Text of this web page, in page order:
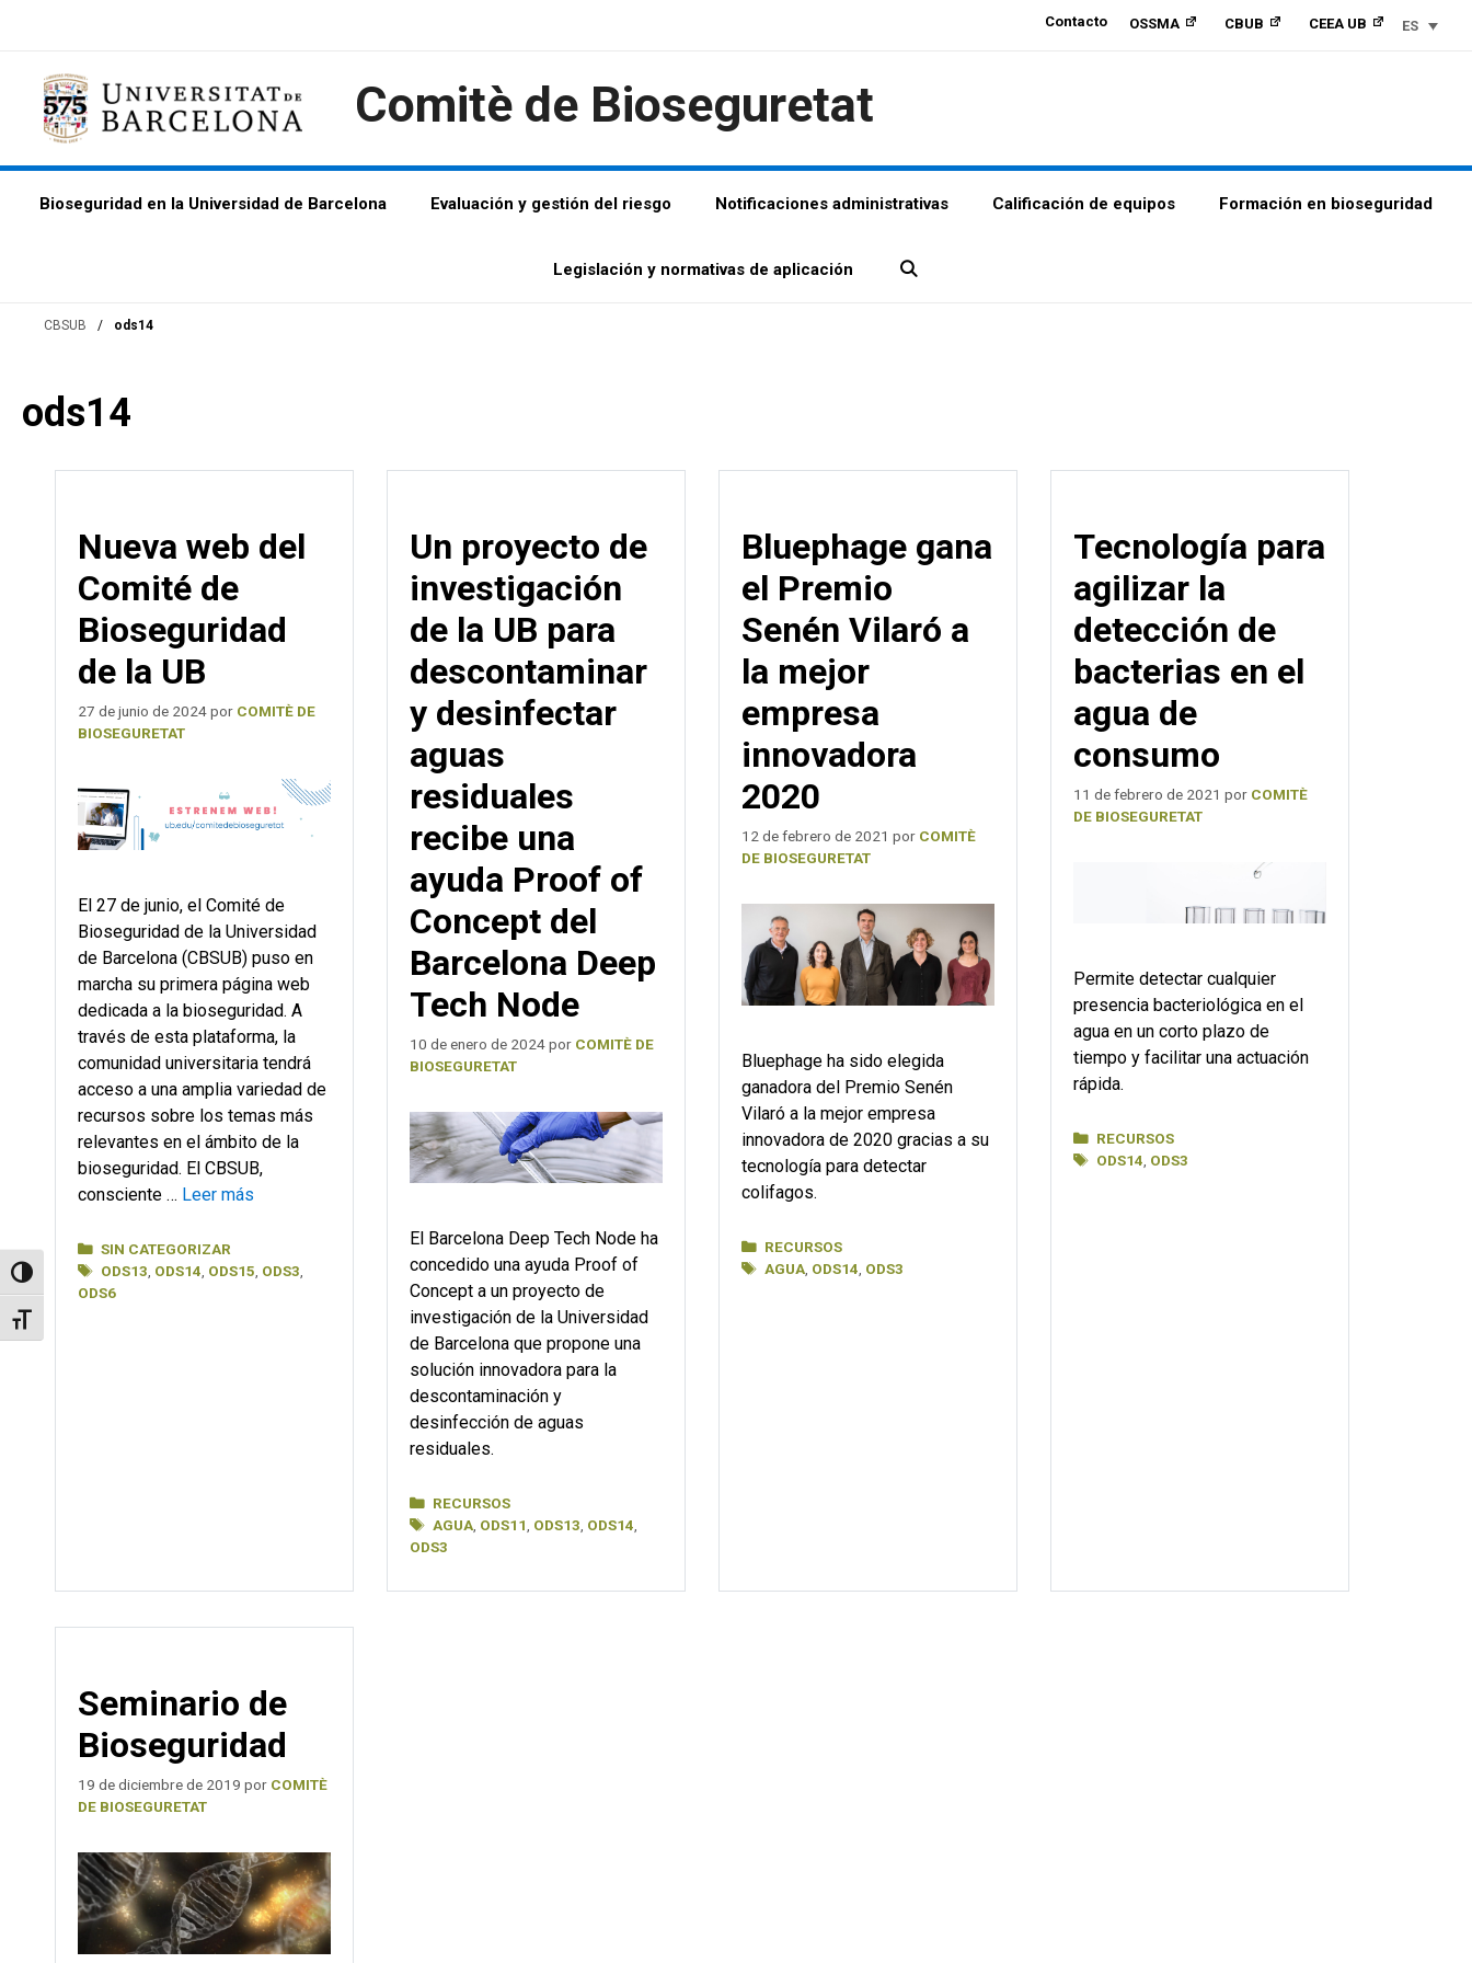
navegación
Alternar alto contraste
Alternar tamaño de letra
ES
Contacto OSSMA CBUB CEEA UB
Comitè de Bioseguretat
Bioseguridad en la Universidad de Barcelona Evaluación y gestión del riesgo Notificaciones administrativas Calificación de equipos Formación en bioseguridad
Legislación y normativas de aplicación
CBSUB / ods14
ods14
Nueva web del
Comité de
Bioseguridad
de la UB
27 de junio de 2024por COMITÈ DE
BIOSEGURETAT
El 27 de junio, el Comité de
Bioseguridad de la Universidad
de Barcelona (CBSUB) puso en
marcha su primera página web
dedicada a la bioseguridad. A
través de esta plataforma, la
comunidad universitaria tendrá
acceso a una amplia variedad de
recursos sobre los temas más
relevantes en el ámbito de la
bioseguridad. El CBSUB,
consciente … Leer más
Categorías
SIN CATEGORIZAR
Etiquetas
ODS13 ODS14 ODS15 ODS3
ODS6
Un proyecto de
investigación
de la UB para
descontaminar
y desinfectar
aguas
residuales
recibe una
ayuda Proof of
Concept del
Barcelona Deep
Tech Node
10 de enero de 2024por COMITÈ DE
BIOSEGURETAT
El Barcelona Deep Tech Node ha
concedido una ayuda Proof of
Concept a un proyecto de
investigación de la Universidad
de Barcelona que propone una
solución innovadora para la
descontaminación y
desinfección de aguas
residuales.
Categorías
RECURSOS
Etiquetas
AGUA ODS11 ODS13 ODS14
ODS3
Bluephage gana
el Premio
Senén Vilaró a
la mejor
empresa
innovadora
2020
12 de febrero de 2021 por COMITÈ
DE BIOSEGURETAT
Bluephage ha sido elegida
ganadora del Premio Senén
Vilaró a la mejor empresa
innovadora de 2020 gracias a su
tecnología para detectar
colifagos.
Categorías
RECURSOS
Etiquetas
AGUA, ODS14, ODS3
Tecnología para
agilizar la
detección de
bacterias en el
agua de
consumo
11 de febrero de 2021 por COMITÈ
DE BIOSEGURETAT
Permite detectar cualquier
presencia bacteriológica en el
agua en un corto plazo de
tiempo y facilitar una actuación
rápida.
Categorías
RECURSOS
Etiquetas
ODS14 ODS3
Seminario de
Bioseguridad
19 de diciembre de 2019 por COMITÈ
DE BIOSEGURETAT